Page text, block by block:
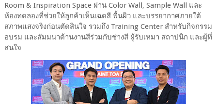
Room & Inspiration Space ผ่าน Color Wall, Sample Wall และ
ห้องทดลองที่ช่วยให้ลูกค้าเห็นเฉดสี พื้นผิว และบรรยากาศภายใต้
สภาพแสงจริงก่อนตัดสินใจ รวมถึง Training Center สำหรับกิจกรรม
อบรม และสัมมนาด้านงานสีร่วมกับช่างสี ผู้รับเหมา สถาปนิก และผู้ที่
สนใจ